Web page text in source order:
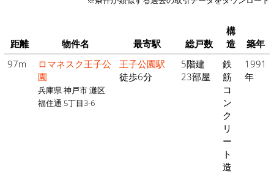
距離 物件名 最寄駅 総戸数
構
造
築年
97m
ロマネスク王子公
園
兵庫県 神戸市 灘区
福住通 5丁目3-6
王子公園駅
徒歩6分
5階建
23部屋
鉄
筋
コ
ン
ク
リ
ー
ト
造
1991
年